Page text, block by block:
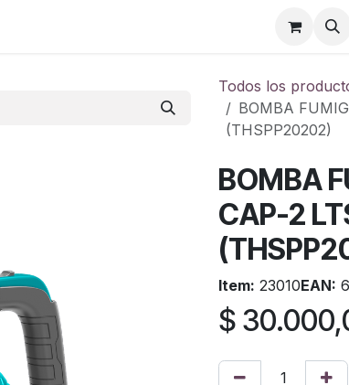
Todos los
BOMBA
(THSPP20202)
BOMBA
CAP-2
Item: 23010EAN:
$